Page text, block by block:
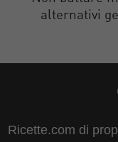
alternativi
Ricette.com di